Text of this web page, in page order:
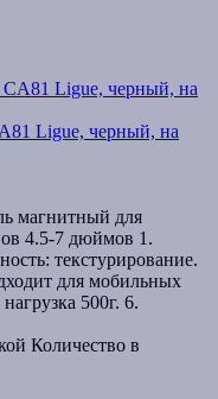
Ligue, черный, на
магнитный для
4.5-7 дюймов 1.
текстурирование.
для мобильных
500г. 6.
Количество в